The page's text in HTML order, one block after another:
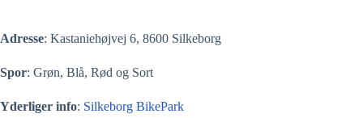
Adresse: Kastaniehøjvej 6, 8600 Silkeborg
Spor: Grøn, Blå, Rød og Sort
Yderliger info: Silkeborg BikePark